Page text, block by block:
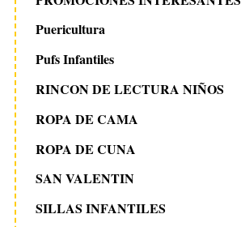
Puericultura
Pufs Infantiles
RINCON DE LECTURA NIÑOS
ROPA DE CAMA
ROPA DE CUNA
SAN VALENTIN
SILLAS INFANTILES